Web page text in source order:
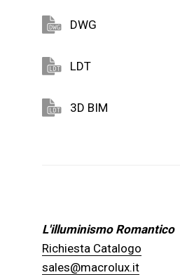
DWG
LDT
3D BIM
L'illuminismo Romantico
Richiesta Catalogo
sales@macrolux.it